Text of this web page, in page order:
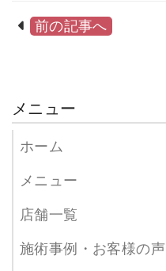
前の記事へ
メニュー
ホーム
メニュー
店舗一覧
施術事例・お客様の声